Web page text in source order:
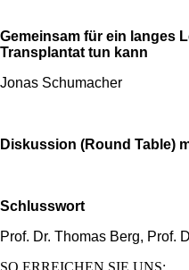
Gemeinsam für ein langes
Transplantat tun kann
Jonas Schumacher
Diskussion (Round Table)
Schlusswort
Prof. Dr. Thomas Berg, Prof.